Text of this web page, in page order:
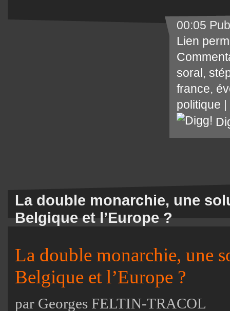
00:05
Lien
soral,
france,
politique |
La double monarchie, une
Belgique et l’Europe ?
La double monarchie, une
Belgique et l’Europe ?
par Georges FELTIN-TRACOL